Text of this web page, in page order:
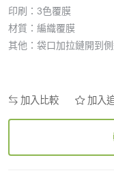
印刷：3色覆膜
材質：編織覆膜
其他：袋口加拉鏈開到
加入比較 加入